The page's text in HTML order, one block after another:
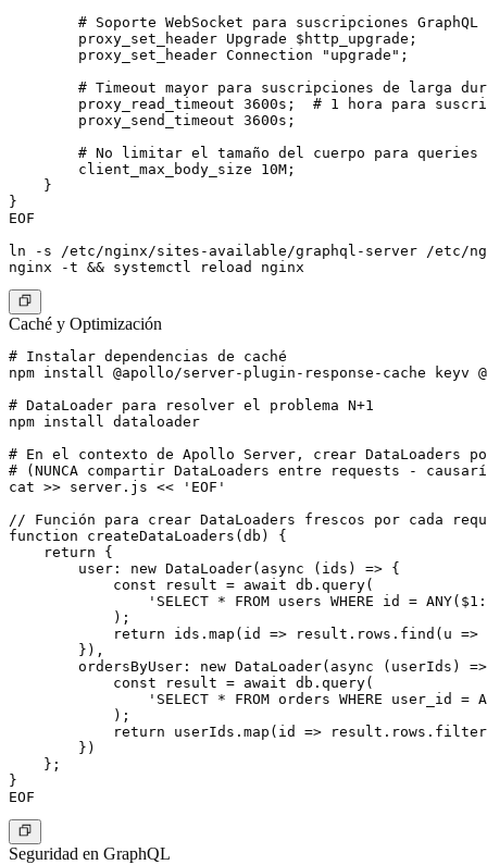
        # Soporte WebSocket para suscripciones GraphQL
        proxy_set_header Upgrade $http_upgrade;
        proxy_set_header Connection "upgrade";
# Timeout mayor para suscripciones de larga
proxy_read_timeout 3600s;  # 1 hora para
        proxy_send_timeout 3600s;
# No limitar el tamaño del cuerpo para queries
        client_max_body_size 10M;
    }
}
EOF
ln -s /etc/nginx/sites-available/graphql-server /etc/
Caché y Optimización
# Instalar dependencias de caché
npm install @apollo/server-plugin-response-cache keyv
# DataLoader para resolver el problema N+1
npm install dataloader
# En el contexto de Apollo Server, crear DataLoaders
# (NUNCA compartir DataLoaders entre requests -
cat >> server.js << 'EOF'
// Función para crear DataLoaders frescos por cada
function createDataLoaders(db) {
    return {
        user: new DataLoader(async (ids) => {
            const result = await db.query(
'SELECT * FROM users WHERE id =
            );
return ids.map(id => result.rows.find(u =>
        }),
ordersByUser: new DataLoader(async (userIds)
            const result = await db.query(
'SELECT * FROM orders WHERE user_id =
            );
return userIds.map(id =>
        })
    };
}
Seguridad en GraphQL